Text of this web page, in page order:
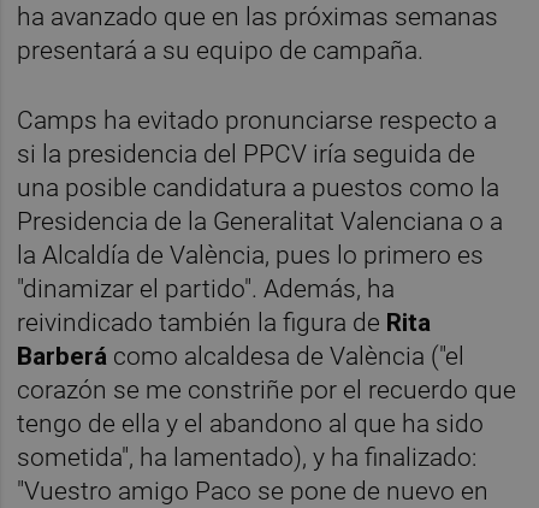
ha avanzado que en las próximas semanas
presentará a su equipo de campaña.
Camps ha evitado pronunciarse respecto a
si la presidencia del PPCV iría seguida de
una posible candidatura a puestos como la
Presidencia de la Generalitat Valenciana o a
la Alcaldía de València, pues lo primero es
"dinamizar el partido". Además, ha
reivindicado también la figura de Rita
Barberá como alcaldesa de València ("el
corazón se me constriñe por el recuerdo que
tengo de ella y el abandono al que ha sido
sometida", ha lamentado), y ha finalizado:
"Vuestro amigo Paco se pone de nuevo en